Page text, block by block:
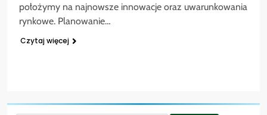
położymy na najnowsze innowacje oraz uwarunkowania
rynkowe. Planowanie…
Czytaj więcej